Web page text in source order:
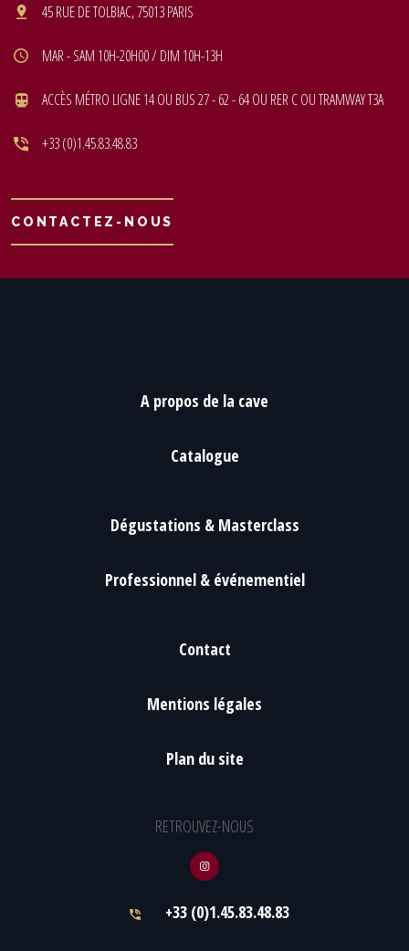
45 RUE DE TOLBIAC, 75013 PARIS
MAR - SAM 10H-20H00 / DIM 10H-13H
ACCÈS MÉTRO LIGNE 14 OU BUS 27 - 62 - 64 OU RER C OU TRAMWAY T3A
+33 (0)1.45.83.48.83
CONTACTEZ-NOUS
A propos de la cave
Catalogue
Dégustations & Masterclass
Professionnel & événementiel
Contact
Mentions légales
Plan du site
RETROUVEZ-NOUS
+33 (0)1.45.83.48.83